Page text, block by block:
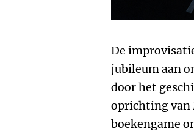
De
jubileum aan
door het
oprichting van
boekengame